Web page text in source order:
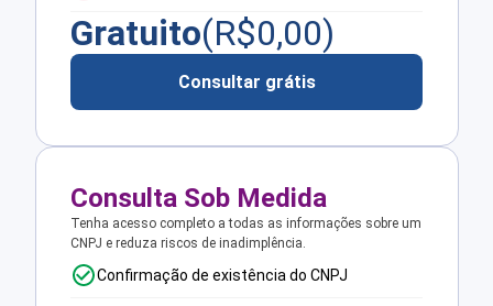
Gratuito(R$0,00)
Consultar grátis
Consulta Sob Medida
Tenha acesso completo a todas as informações sobre um
CNPJ e reduza riscos de inadimplência.
Confirmação de existência do CNPJ